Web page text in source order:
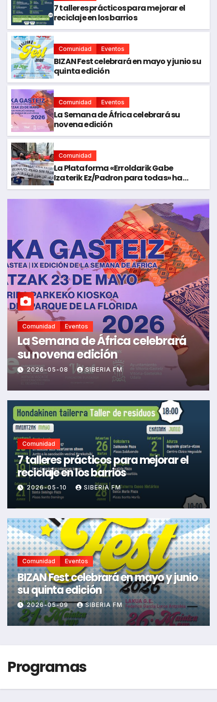
7 talleres prácticos para mejorar el
reciclaje en los barrios
Comunidad Eventos
BIZAN Fest celebrará en mayo y junio su
quinta edición
Comunidad Eventos
La Semana de África celebrará su
novena edición
Comunidad
La Plataforma «Erroldarik Gabe
Izaterik Ez/Padron para todas» ha
organizado en Bilbao una cadena
humana
Comunidad Eventos
La Semana de África celebrará
su novena edición
2026-05-08 SIBERIA FM
Comunidad
7 talleres prácticos para mejorar el
reciclaje en los barrios
2026-05-10 SIBERIA FM
Comunidad Eventos
BIZAN Fest celebrará en mayo y junio
su quinta edición
2026-05-09 SIBERIA FM
Programas